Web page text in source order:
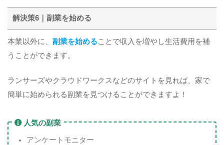
解決策6｜副業を始める
本業以外に、 副業を始めることで収入を増やし生活費用を補
うことができます。
ランサーズやクラウドワークスなどのサイトを見れば、家で
簡単に始められる副業を見つけることができますよ！
人気の副業
アンケートモニター